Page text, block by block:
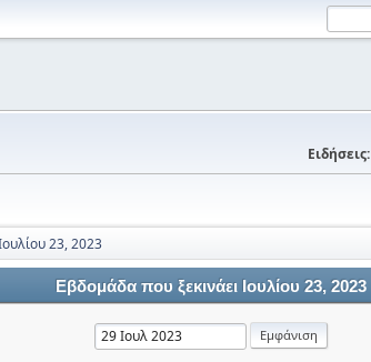
Ειδήσεις:
23, 2023
Εβδομάδα που ξεκινάει Ιουλίου 23, 2023